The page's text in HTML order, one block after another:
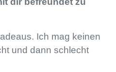
Ich mag keinen
und dann schlecht